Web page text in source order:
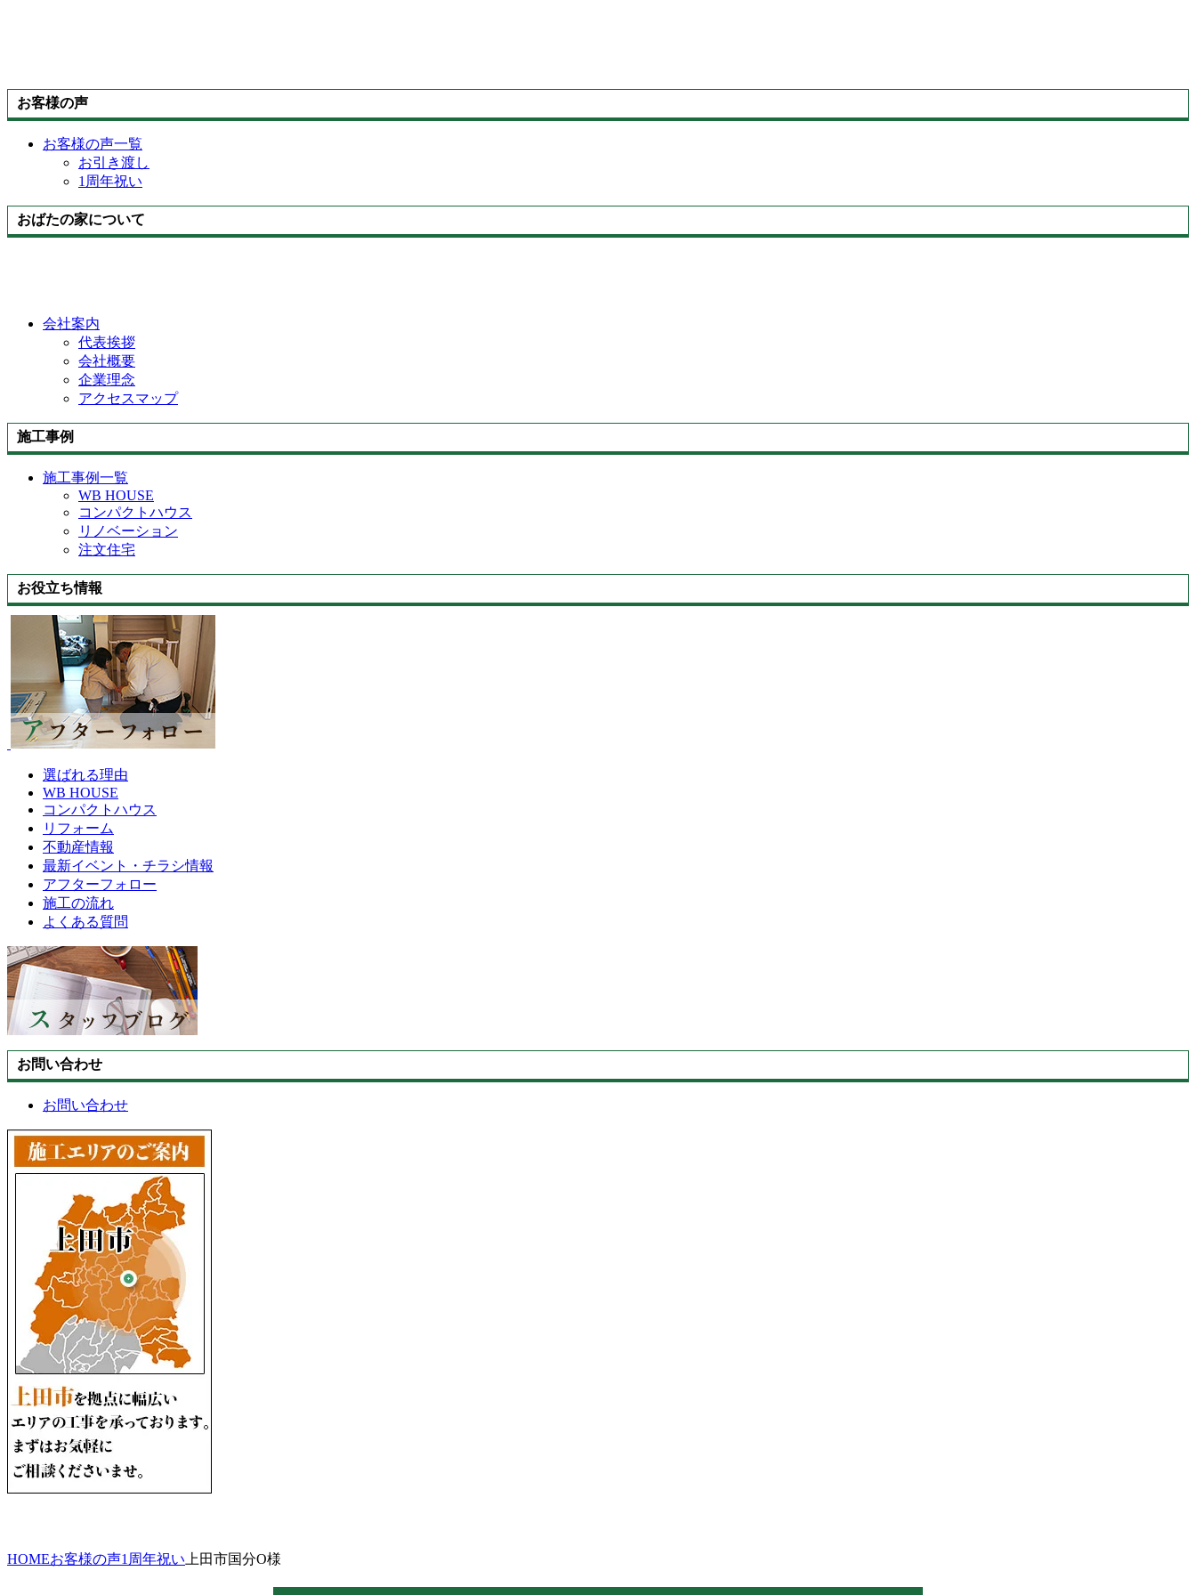
お客様の声
お客様の声一覧
お引き渡し
1周年祝い
おばたの家について
会社案内
代表挨拶
会社概要
企業理念
アクセスマップ
施工事例
施工事例一覧
WB HOUSE
コンパクトハウス
リノベーション
注文住宅
お役立ち情報
選ばれる理由
WB HOUSE
コンパクトハウス
リフォーム
不動産情報
最新イベント・チラシ情報
アフターフォロー
施工の流れ
よくある質問
お問い合わせ
お問い合わせ
HOMEお客様の声1周年祝い 上田市国分O様